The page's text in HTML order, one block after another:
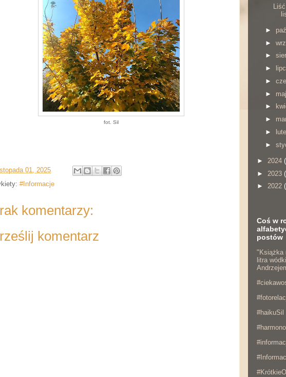
fot. Sil
01, 2025
#Informacje
komentarzy:
komentarz
►
►
►
►
►
►
►
►
►
►
► 2024
► 2023
► 2022
Coś w
postów
"Książka
litra
#haikuSil